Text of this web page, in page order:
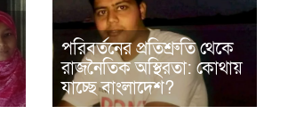
পরিবর্তনের প্রতিশ্রুতি থেকে
রাজনৈতিক অস্থিরতা: কোথায়
যাচ্ছে বাংলাদেশ?